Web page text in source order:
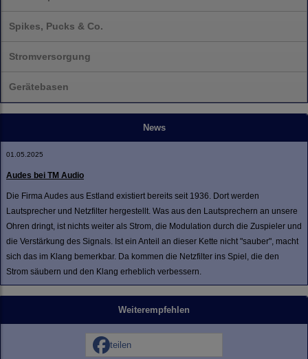
Spikes, Pucks & Co.
Stromversorgung
Gerätebasen
News
01.05.2025
Audes bei TM Audio
Die Firma Audes aus Estland existiert bereits seit 1936. Dort werden
Lautsprecher und Netzfilter hergestellt. Was aus den Lautsprechern an unsere
Ohren dringt, ist nichts weiter als Strom, die Modulation durch die Zuspieler und
die Verstärkung des Signals. Ist ein Anteil an dieser Kette nicht "sauber", macht
sich das im Klang bemerkbar. Da kommen die Netzfilter ins Spiel, die den
Strom säubern und den Klang erheblich verbessern.
Weiterempfehlen
teilen